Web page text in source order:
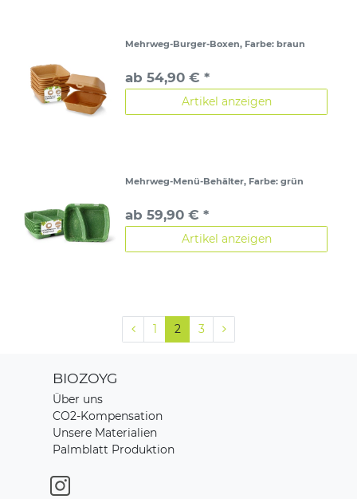
Mehrweg-Burger-Boxen, Farbe: braun
ab 54,90 € *
Artikel anzeigen
Mehrweg-Menü-Behälter, Farbe: grün
ab 59,90 € *
Artikel anzeigen
1 2 3
BIOZOYG
Über uns
CO2-Kompensation
Unsere Materialien
Palmblatt Produktion